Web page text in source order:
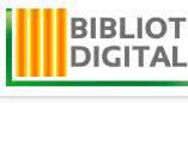
Skip